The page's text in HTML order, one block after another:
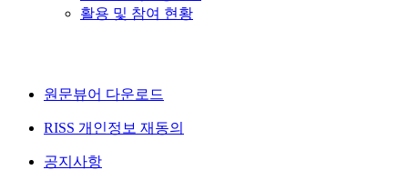
활용 및 참여 현황
원문뷰어 다운로드
RISS 개인정보 재동의
공지사항